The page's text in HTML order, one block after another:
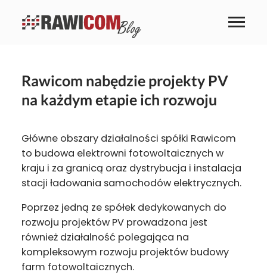
Rawicom nabędzie projekty PV
na każdym etapie ich rozwoju
Główne obszary działalności spółki Rawicom
to budowa elektrowni fotowoltaicznych w
kraju i za granicą oraz dystrybucja i instalacja
stacji ładowania samochodów elektrycznych.
Poprzez jedną ze spółek dedykowanych do
rozwoju projektów PV prowadzona jest
również działalność polegająca na
kompleksowym rozwoju projektów budowy
farm fotowoltaicznych.